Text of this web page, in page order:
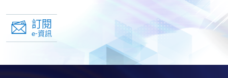
訂閱
e-資訊